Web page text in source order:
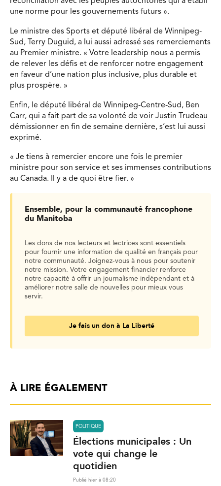
une norme pour les gouvernements futurs ».
Le ministre des Sports et député libéral de Winnipeg-
Sud, Terry Duguid, a lui aussi adressé ses remerciements
au Premier ministre. « Votre leadership nous a permis
de relever les défis et de renforcer notre engagement
en faveur d’une nation plus inclusive, plus durable et
plus prospère. »
Enfin, le député libéral de Winnipeg-Centre-Sud, Ben
Carr, qui a fait part de sa volonté de voir Justin Trudeau
démissionner en fin de semaine dernière, s’est lui aussi
exprimé.
« Je tiens à remercier encore une fois le premier
ministre pour son service et ses immenses contributions
au Canada. Il y a de quoi être fier. »
Ensemble, pour la communauté francophone
du Manitoba
Les dons de nos lecteurs et lectrices sont essentiels
pour fournir une information de qualité en français pour
notre communauté. Joignez-vous à nous pour soutenir
notre mission. Votre engagement financier renforce
notre capacité à offrir un journalisme indépendant et à
améliorer notre salle de nouvelles pour mieux vous
servir.
Je fais un don à La Liberté
À LIRE ÉGALEMENT
POLITIQUE
Élections municipales : Un
vote qui change le
quotidien
Publié hier à 08:20